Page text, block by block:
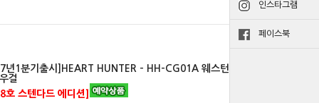
인스타그램
페이스북
년1분기출시]HEART HUNTER - HH-CG01A 웨스턴
걸
호 스텐다드 에디션]